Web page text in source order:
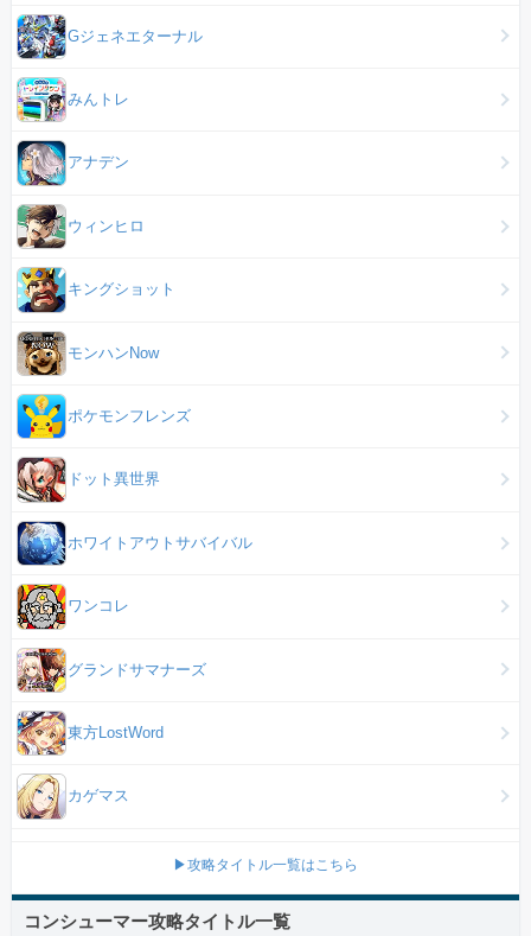
Gジェネエターナル
みんトレ
アナデン
ウィンヒロ
キングショット
モンハンNow
ポケモンフレンズ
ドット異世界
ホワイトアウトサバイバル
ワンコレ
グランドサマナーズ
東方LostWord
カゲマス
▶攻略タイトル一覧はこちら
コンシューマー攻略タイトル一覧